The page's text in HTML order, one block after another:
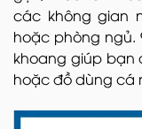
các không gian
hoặc phòng ngủ.
khoang giúp bạn
hoặc đồ dùng cá